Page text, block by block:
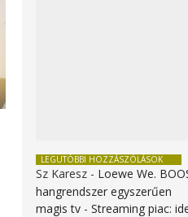
LEGUTÓBBI HOZZÁSZÓLÁSOK
Sz Karesz - Loewe We.
hangrendszer egyszerűen
magis tv -Streaming piac: